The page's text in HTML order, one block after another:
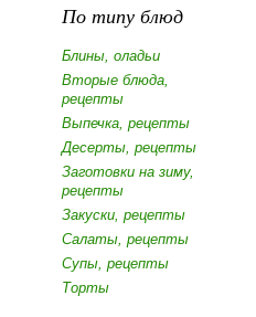
По типу блюд
Блины, оладьи
Вторые блюда,
рецепты
Выпечка, рецепты
Десерты, рецепты
Заготовки на зиму,
рецепты
Закуски, рецепты
Салаты, рецепты
Супы, рецепты
Торты